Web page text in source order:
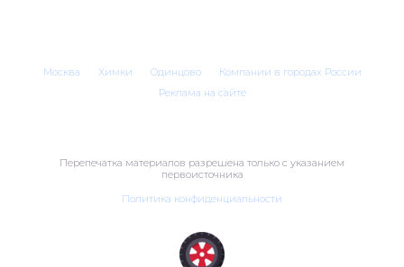
Москва Химки Одинцово
Компании в городах России
Реклама на сайте
Перепечатка материалов разрешена только с указанием
первоисточника
Политика конфиденциальности